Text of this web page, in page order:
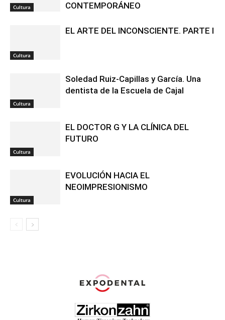
Cultura
CONTEMPORÁNEO
Cultura
EL ARTE DEL INCONSCIENTE. PARTE I
Cultura
Soledad Ruiz-Capillas y García. Una
dentista de la Escuela de Cajal
Cultura
EL DOCTOR G Y LA CLÍNICA DEL
FUTURO
Cultura
EVOLUCIÓN HACIA EL
NEOIMPRESIONISMO